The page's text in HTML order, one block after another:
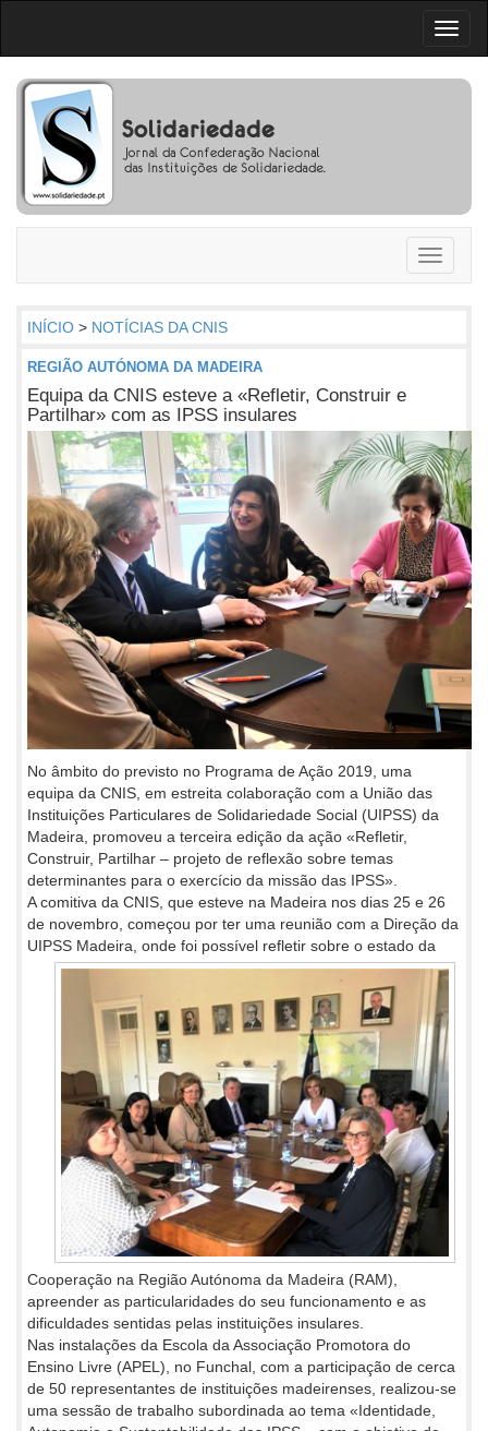
Toggle
INÍCIO > NOTÍCIAS DA CNIS
REGIÃO AUTÓNOMA DA MADEIRA
Equipa da CNIS esteve a «Refletir, Construir e
Partilhar» com as IPSS insulares
No âmbito do previsto no Programa de Ação 2019, uma
equipa da CNIS, em estreita colaboração com a União das
Instituições Particulares de Solidariedade Social (UIPSS) da
Madeira, promoveu a terceira edição da ação «Refletir,
Construir, Partilhar – projeto de reflexão sobre temas
determinantes para o exercício da missão das IPSS».
A comitiva da CNIS, que esteve na Madeira nos dias 25 e 26
de novembro, começou por ter uma reunião com a Direção da
UIPSS Madeira, onde foi possível refletir sobre o estado da
Cooperação na Região Autónoma da Madeira (RAM),
apreender as particularidades do seu funcionamento e as
dificuldades sentidas pelas instituições insulares.
Nas instalações da Escola da Associação Promotora do
Ensino Livre (APEL), no Funchal, com a participação de cerca
de 50 representantes de instituições madeirenses, realizou-se
uma sessão de trabalho subordinada ao tema «Identidade,